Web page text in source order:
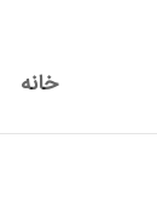
خانه